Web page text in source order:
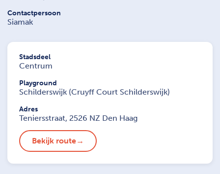
Contactpersoon
Siamak
Stadsdeel
Centrum
Playground
Schilderswijk (Cruyff Court Schilderswijk)
Adres
Teniersstraat, 2526 NZ Den Haag
Bekijk route